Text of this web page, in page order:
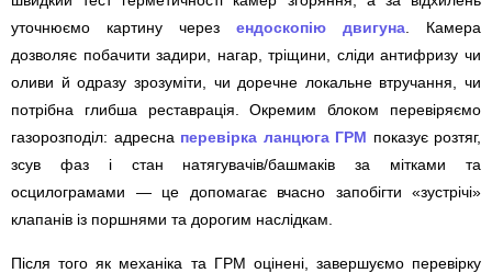
уточнюємо картину через ендоскопію двигуна. Камера
дозволяє побачити задири, нагар, тріщини, сліди антифризу чи
оливи й одразу зрозуміти, чи доречне локальне втручання, чи
потрібна глибша реставрація. Окремим блоком перевіряємо
газорозподіл: адресна перевірка ланцюга ГРМ показує розтяг,
зсув фаз і стан натягувачів/башмаків за мітками та
осцилограмами — це допомагає вчасно запобігти «зустрічі»
клапанів із поршнями та дорогим наслідкам.
Після того як механіка та ГРМ оцінені, завершуємо перевірку